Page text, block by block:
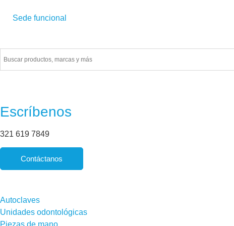
Financiamiento con
Sede funcional
Escríbenos
321 619 7849
Contáctanos
Autoclaves
Unidades odontológicas